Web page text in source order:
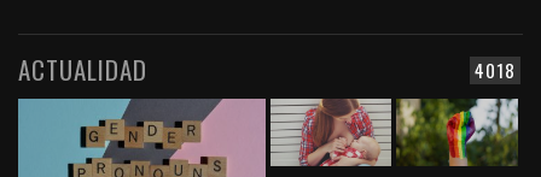
4018
ACTUALIDAD